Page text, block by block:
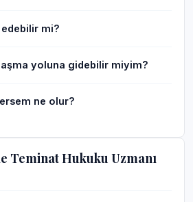
mi?
yoluna gidebilir miyim?
ne olur?
Teminat Hukuku Uzmanı